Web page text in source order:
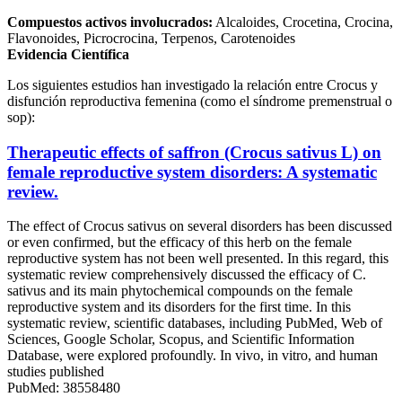
Compuestos activos involucrados: Alcaloides, Crocetina, Crocina,
Flavonoides, Picrocrocina, Terpenos, Carotenoides
Evidencia Científica
Los siguientes estudios han investigado la relación entre Crocus y
disfunción reproductiva femenina (como el síndrome premenstrual o
sop):
Therapeutic effects of saffron (Crocus sativus L) on
female reproductive system disorders: A systematic
review.
The effect of Crocus sativus on several disorders has been discussed
or even confirmed, but the efficacy of this herb on the female
reproductive system has not been well presented. In this regard, this
systematic review comprehensively discussed the efficacy of C.
sativus and its main phytochemical compounds on the female
reproductive system and its disorders for the first time. In this
systematic review, scientific databases, including PubMed, Web of
Sciences, Google Scholar, Scopus, and Scientific Information
Database, were explored profoundly. In vivo, in vitro, and human
studies published
PubMed: 38558480